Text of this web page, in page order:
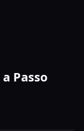
Passo